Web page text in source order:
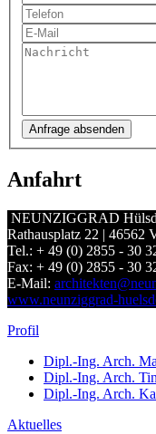
Anfahrt
NEUNZIGGRAD
Rathausplatz 22 | 46562
Tel.: + 49 (0) 2855 - 30
Fax: + 49 (0) 2855 - 30
E-Mail:
www.neunziggrad-
Profil
Dipl.-Ing. Arch.
Dipl.-Ing. Arch.
Dipl.-Ing. Arch.
Aktuelles